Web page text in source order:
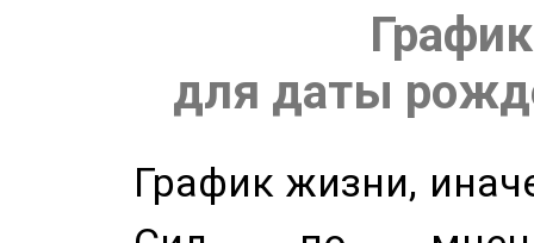
для даты
График жизни,